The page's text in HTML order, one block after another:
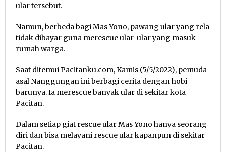
ular tersebut.
Namun, berbeda bagi Mas Yono, pawang ular yang rela
tidak dibayar guna merescue ular-ular yang masuk
rumah warga.
Saat ditemui Pacitanku.com, Kamis (5/5/2022), pemuda
asal Nanggungan ini berbagi cerita dengan hobi
barunya. Ia merescue banyak ular di sekitar kota
Pacitan.
Dalam setiap giat rescue ular Mas Yono hanya seorang
diri dan bisa melayani rescue ular kapanpun di sekitar
Pacitan.